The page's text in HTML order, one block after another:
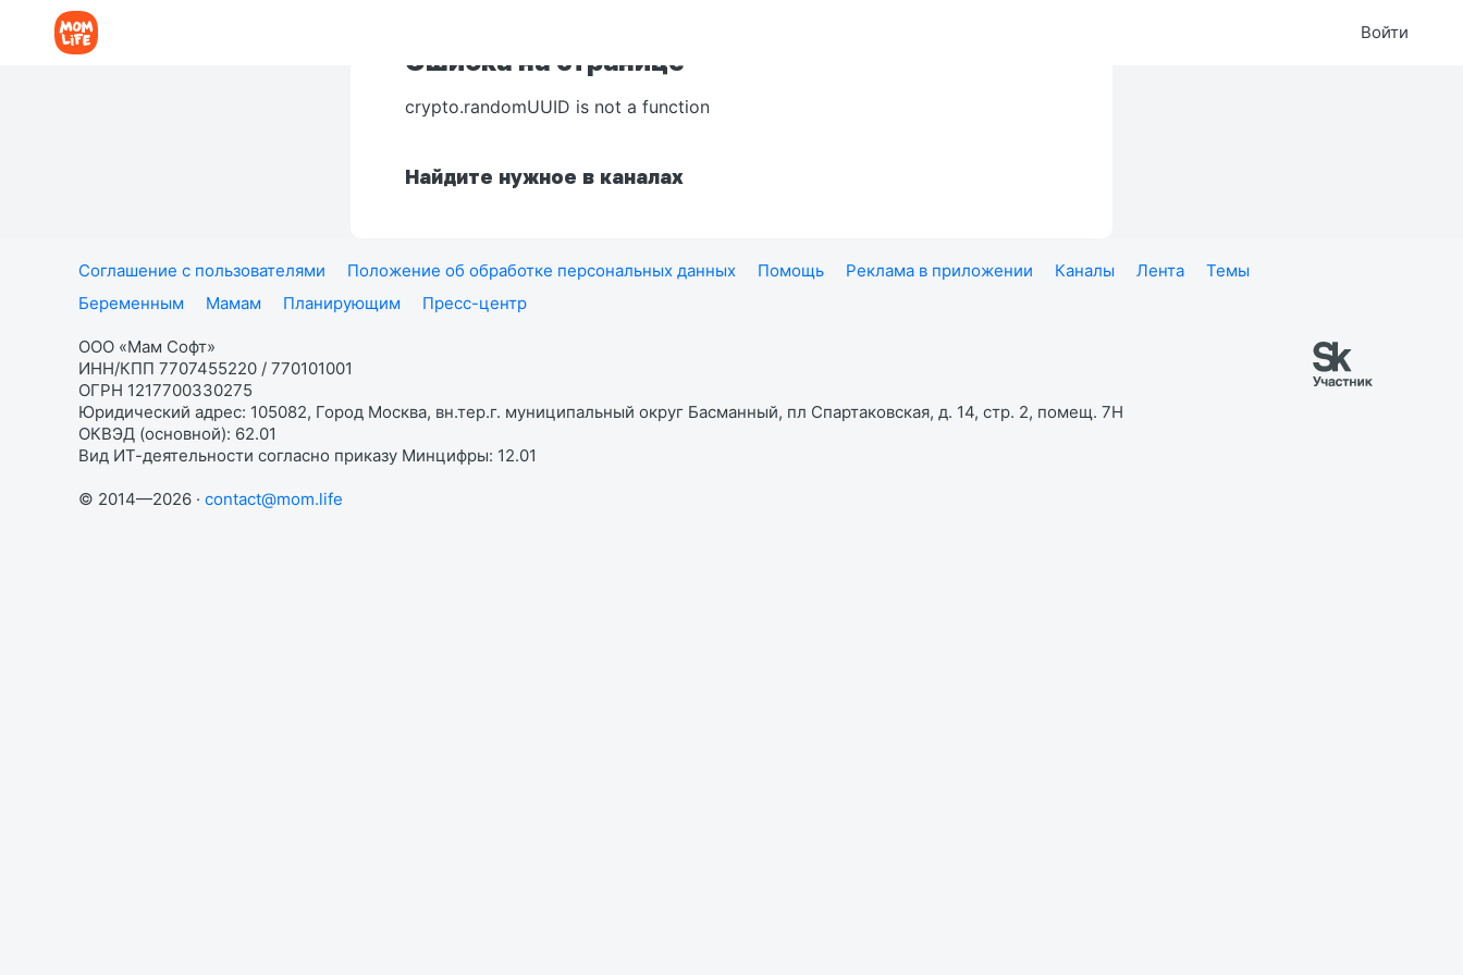
Войти
Ошибка на странице
crypto.randomUUID is not a function
Найдите нужное в каналах
Соглашение с пользователями Положение об обработке персональных данных Помощь Реклама в приложении Каналы Лента
Темы
Беременным
Мамам Планирующим Пресс-центр
ООО «Мам Софт»
ИНН/КПП 7707455220 / 770101001
ОГРН 1217700330275
Юридический адрес: 105082, Город Москва, вн.тер.г. муниципальный округ Басманный, пл Спартаковская, д. 14, стр. 2, помещ. 7Н
ОКВЭД (основной): 62.01
Вид ИТ-деятельности согласно приказу Минцифры: 12.01
© 2014—2026 · contact@mom.life